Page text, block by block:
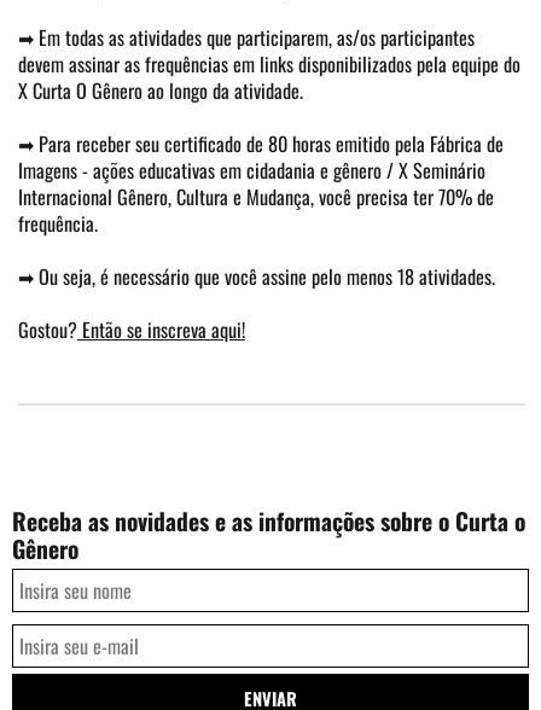
➡ Em todas as atividades que participarem, as/os participantes
devem assinar as frequências em links disponibilizados pela equipe do
X Curta O Gênero ao longo da atividade.
➡ Para receber seu certificado de 80 horas emitido pela Fábrica de
Imagens - ações educativas em cidadania e gênero / X Seminário
Internacional Gênero, Cultura e Mudança, você precisa ter 70% de
frequência.
➡ Ou seja, é necessário que você assine pelo menos 18 atividades.
Gostou? Então se inscreva aqui!
Receba as novidades e as informações sobre o Curta o
Gênero